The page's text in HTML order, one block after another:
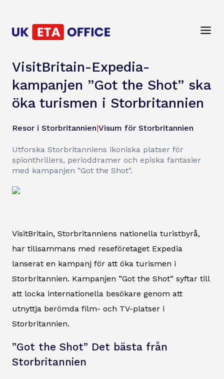
VisitBritain-Expedia-
kampanjen ”Got the Shot” ska
öka turismen i Storbritannien
Resor i Storbritannien|Visum för Storbritannien
Utforska Storbritanniens ikoniska platser för
spionthrillers, perioddramer och episka fantasier
med kampanjen "Got the Shot".
VisitBritain, Storbritanniens nationella turistbyrå,
har tillsammans med reseföretaget Expedia
lanserat en kampanj för att öka turismen i
Storbritannien. Kampanjen ”Got the Shot” syftar till
att locka internationella besökare genom att
utnyttja berömda film- och TV-platser i
Storbritannien.
”Got the Shot” Det bästa från
Storbritannien